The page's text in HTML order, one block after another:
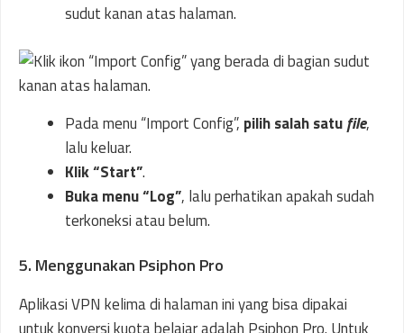
sudut kanan atas halaman.
Pada menu “Import Config”, pilih salah satufile,
lalu keluar.
Klik “Start”.
Buka menu “Log”, lalu perhatikan apakah sudah
terkoneksi atau belum.
5. Menggunakan Psiphon Pro
Aplikasi VPN kelima di halaman ini yang bisa dipakai